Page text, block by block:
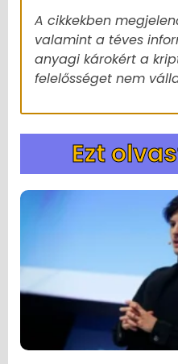
A cikkekben
valamint a téves
anyagi károkért a
felelősséget nem
Ezt